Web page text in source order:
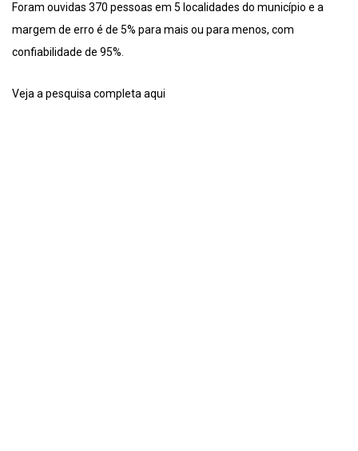
Foram ouvidas 370 pessoas em 5 localidades do município e a
margem de erro é de 5% para mais ou para menos, com
confiabilidade de 95%.
Veja a pesquisa completa aqui